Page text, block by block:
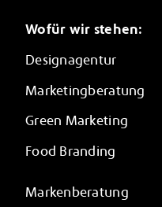
Wofür wir stehen:
Designagentur
Marketingberatung
Green Marketing
Food Branding
Markenberatung